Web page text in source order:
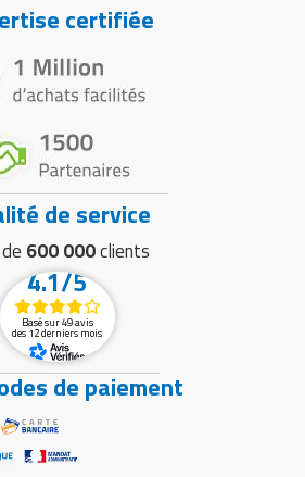
certifiée
de service
600 000clients
4.1/5
Basé sur 49 avis
des 12 derniers mois
de paiement